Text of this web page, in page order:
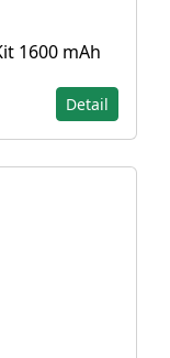
1600 mAh
Detail